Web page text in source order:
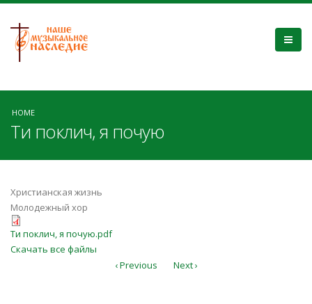
HOME
Ти поклич, я почую
Христианская жизнь
Молодежный хор
Ти поклич, я почую.pdf
Ти поклич, я почую.pdf
Скачать все файлы
‹ Previous
Next ›